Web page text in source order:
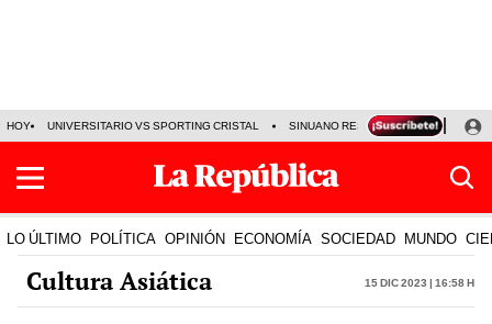
HOY UNIVERSITARIO VS SPORTING CRISTAL SINUANO RESULTADOS HOY
LO ÚLTIMO POLÍTICA OPINIÓN ECONOMÍA SOCIEDAD MUNDO
Cultura Asiática 15 Dic 2023 | 16:58 h